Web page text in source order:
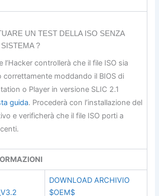
UN TEST DELLA ISO SENZA
SISTEMA ?
l’Hacker controllerà che il file ISO sia
correttamente moddando il BIOS di
o Player in versione SLIC 2.1
guida. Procederà con l’installazione del
e verificherà che il file ISO porti a
DOWNLOAD ARCHIVIO
$OEM$